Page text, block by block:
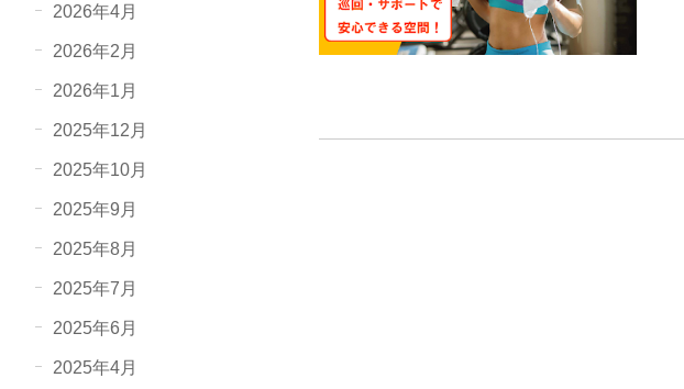
2026年4月
2026年2月
2026年1月
2025年12月
2025年10月
2025年9月
2025年8月
2025年7月
2025年6月
2025年4月